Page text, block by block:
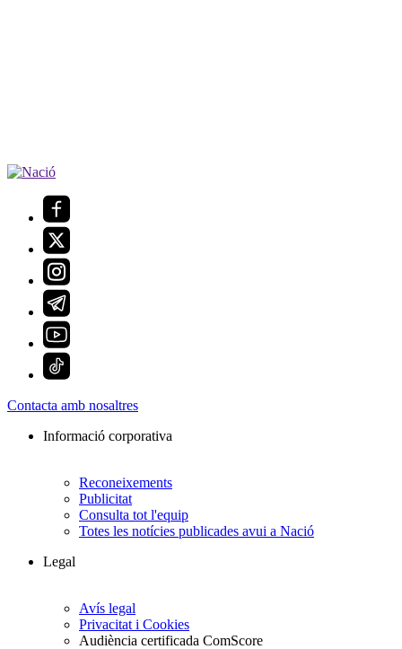
Contacta amb nosaltres
Informació corporativa
Reconeixements
Publicitat
Consulta tot l'equip
Totes les notícies publicades avui a Nació
Legal
Avís legal
Privacitat i Cookies
Audiència certificada ComScore